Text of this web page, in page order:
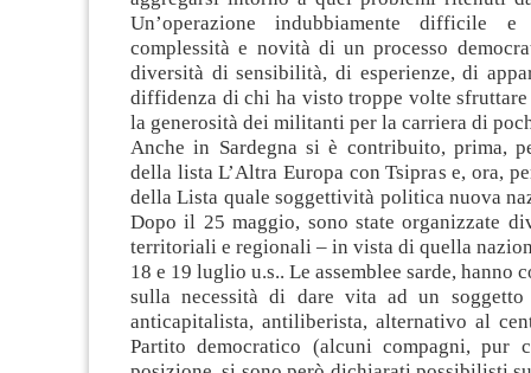
Un’operazione indubbiamente difficile
complessità e novità di un processo
diversità di sensibilità, di esperienze, di
diffidenza di chi ha visto troppe volte sfruttare
la generosità dei militanti per la carriera di
Anche in Sardegna si è contribuito, prima,
della lista L’Altra Europa con Tsipras e, ora,
della Lista quale soggettività politica nuova
Dopo il 25 maggio, sono state organizzate
territoriali e regionali – in vista di quella
18 e 19 luglio u.s.. Le assemblee sarde, hanno
sulla necessità di dare vita ad un
anticapitalista, antiliberista, alternativo al
Partito democratico (alcuni compagni, pur